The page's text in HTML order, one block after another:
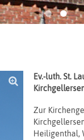
Ev.-luth. St.
Zur
Heiligenthal,